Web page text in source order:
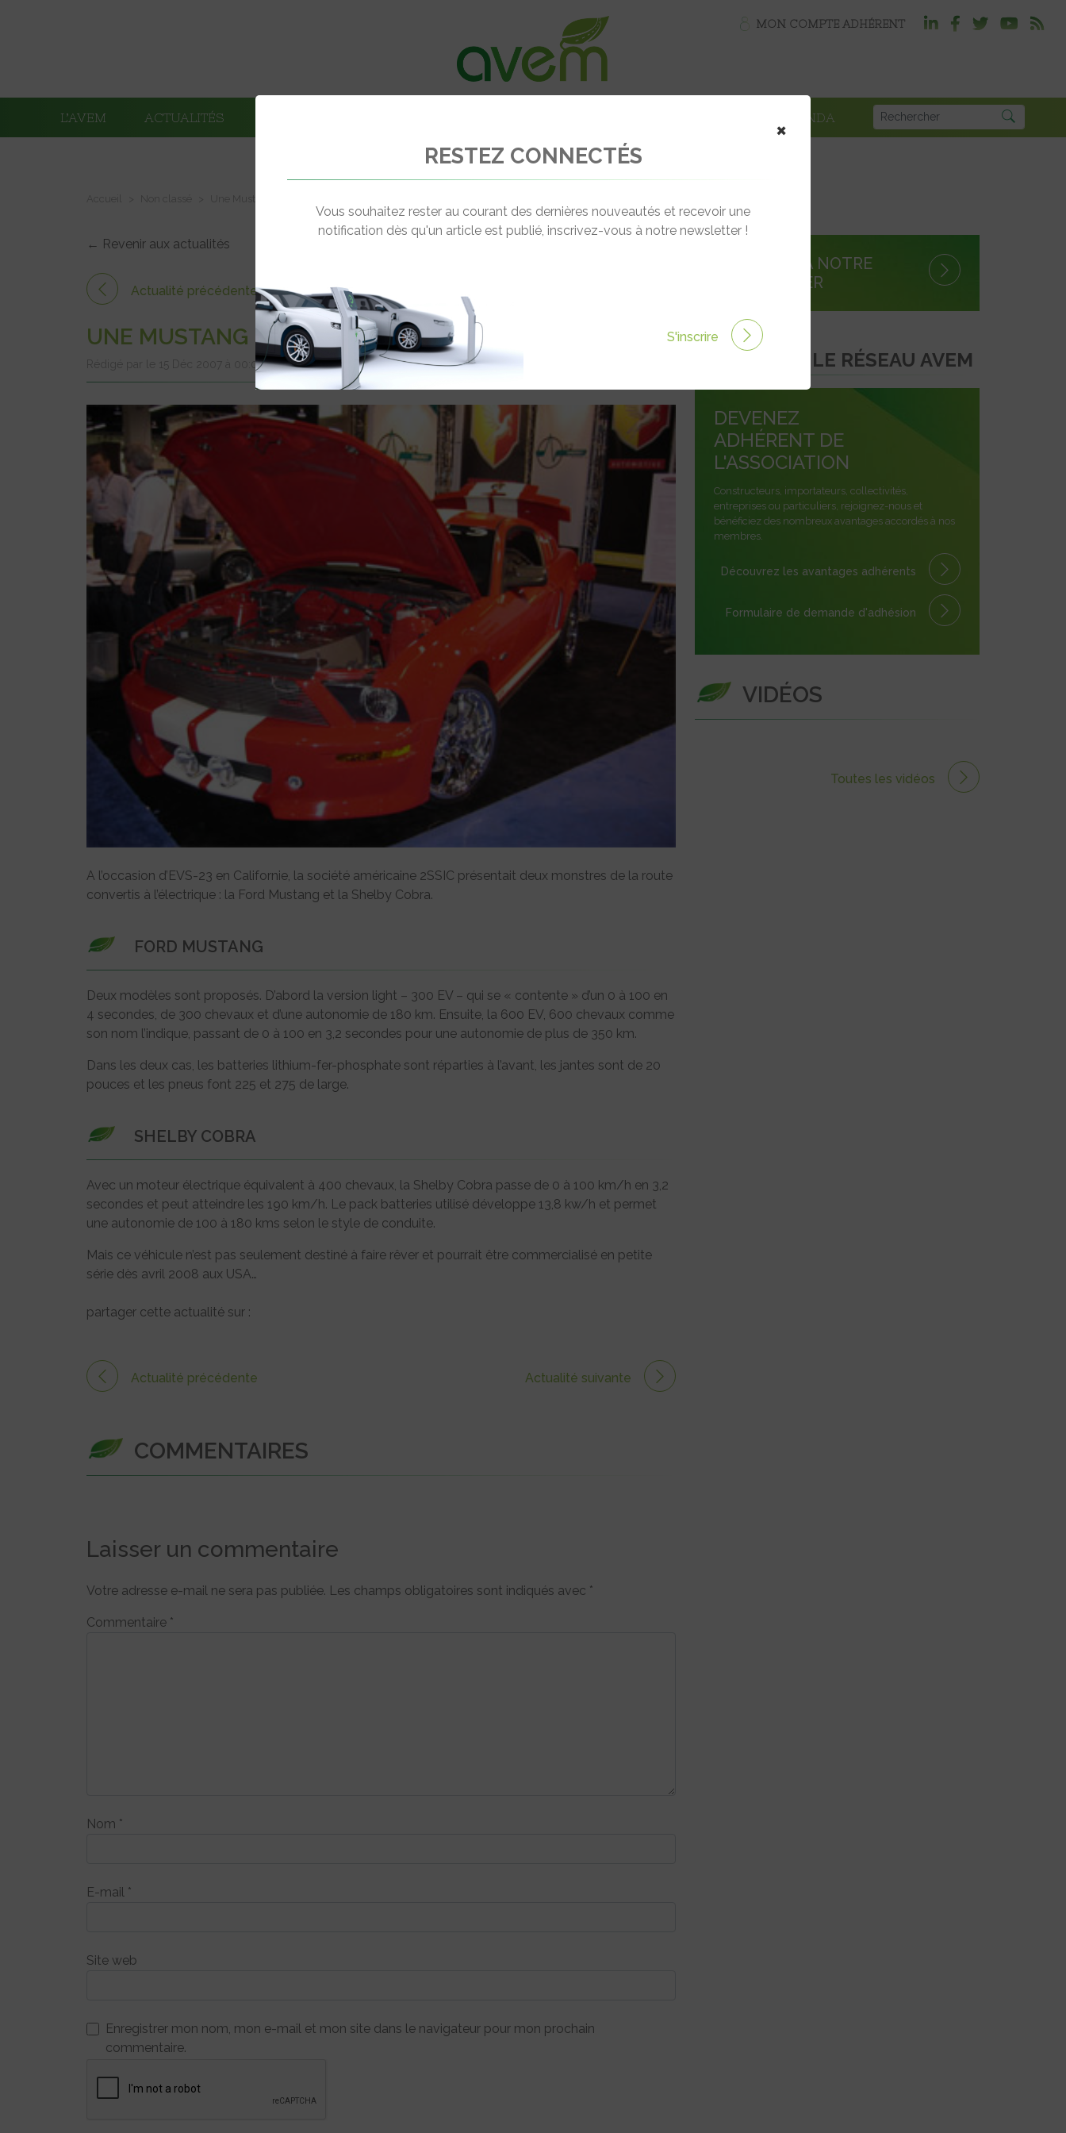
MON COMPTE ADHÉRENT
L’AVEM ACTUALITÉS AGENDA
← Revenir aux actualités
Actualité précédente
UNE MUSTANG ET UNE SHELBY COBRA ÉLECTRIQUES
Rédigé par le 15 Déc 2007 à 00:00 0 commentaires
A l’occasion d’EVS-23 en Californie, la société américaine 2SSIC présentait deux monstres de la route
convertis à l’électrique : la Ford Mustang et la Shelby Cobra.
FORD MUSTANG
Deux modèles sont proposés. D’abord la version light – 300 EV – qui se « contente » d’un 0 à 100 en
4 secondes, de 300 chevaux et d’une autonomie de 180 km. Ensuite, la 600 EV, 600 chevaux comme
son nom l’indique, passant de 0 à 100 en 3,2 secondes pour une autonomie de plus de 350 km.
Dans les deux cas, les batteries lithium-fer-phosphate sont réparties à l’avant, les jantes sont de 20
pouces et les pneus font 225 et 275 de large.
SHELBY COBRA
Avec un moteur électrique équivalent à 400 chevaux, la Shelby Cobra passe de 0 à 100 km/h en 3,2
secondes et peut atteindre les 190 km/h. Le pack batteries utilisé développe 13,8 kw/h et permet
une autonomie de 100 à 180 kms selon le style de conduite.
Mais ce véhicule n’est pas seulement destiné à faire rêver et pourrait être commercialisé en petite
série dès avril 2008 aux USA…
partager cette actualité sur :
Actualité précédente Actualité suivante
COMMENTAIRES
Laisser un commentaire
Votre adresse e-mail ne sera pas publiée. Les champs obligatoires sont indiqués avec *
Commentaire *
Nom *
E-mail *
Site web
Enregistrer mon nom, mon e-mail et mon site dans le navigateur pour mon prochain
commentaire.
S'INSCRIRE À NOTRE
NEWSLETTER
REJOINDRE LE RÉSEAU AVEM
DEVENEZ
ADHÉRENT DE
L'ASSOCIATION
Constructeurs, importateurs, collectivités,
entreprises ou particuliers, rejoignez-nous et
bénéficiez des nombreux avantages accordés à nos
membres.
Découvrez les avantages adhérents
Formulaire de demande d'adhésion
VIDÉOS
Toutes les vidéos
×
RESTEZ CONNECTÉS
Vous souhaitez rester au courant des dernières nouveautés et recevoir une
notification dès qu'un article est publié, inscrivez-vous à notre newsletter !
S'inscrire